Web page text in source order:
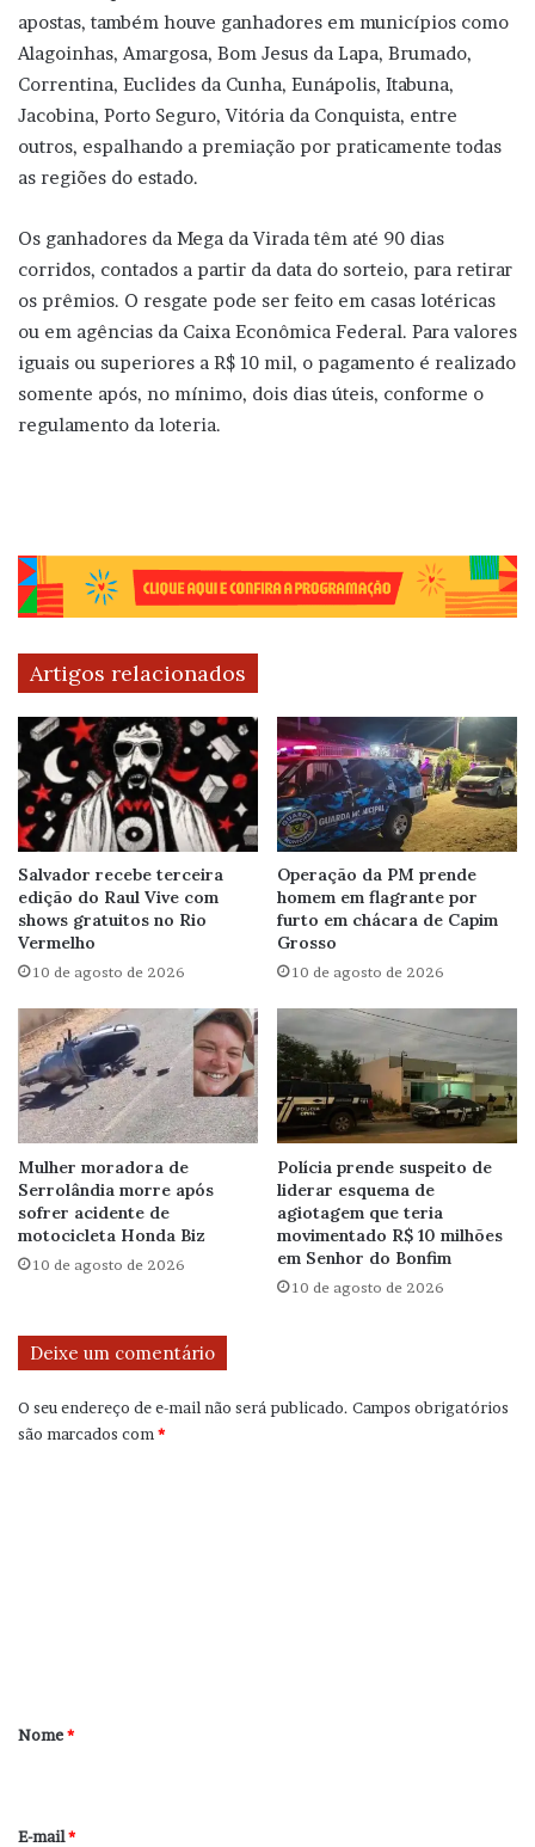
apostas, também houve ganhadores em municípios como
Alagoinhas, Amargosa, Bom Jesus da Lapa, Brumado,
Correntina, Euclides da Cunha, Eunápolis, Itabuna,
Jacobina, Porto Seguro, Vitória da Conquista, entre
outros, espalhando a premiação por praticamente todas
as regiões do estado.
Os ganhadores da Mega da Virada têm até 90 dias
corridos, contados a partir da data do sorteio, para retirar
os prêmios. O resgate pode ser feito em casas lotéricas
ou em agências da Caixa Econômica Federal. Para valores
iguais ou superiores a R$ 10 mil, o pagamento é realizado
somente após, no mínimo, dois dias úteis, conforme o
regulamento da loteria.
Artigos relacionados
Salvador recebe terceira
edição do Raul Vive com
shows gratuitos no Rio
Vermelho
10 de agosto de 2026
Operação da PM prende
homem em flagrante por
furto em chácara de Capim
Grosso
10 de agosto de 2026
Mulher moradora de
Serrolândia morre após
sofrer acidente de
motocicleta Honda Biz
10 de agosto de 2026
Polícia prende suspeito de
liderar esquema de
agiotagem que teria
movimentado R$ 10 milhões
em Senhor do Bonfim
10 de agosto de 2026
Deixe um comentário
O seu endereço de e-mail não será publicado. Campos obrigatórios
são marcados com *
r
*
Nome*
E-mail*